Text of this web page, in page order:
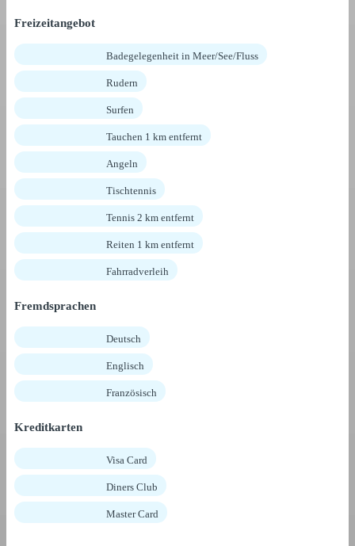
Freizeitangebot
Badegelegenheit in Meer/See/Fluss
Rudern
Surfen
Tauchen 1 km entfernt
Angeln
Tischtennis
Tennis 2 km entfernt
Reiten 1 km entfernt
Fahrradverleih
Fremdsprachen
Deutsch
Englisch
Französisch
Kreditkarten
Visa Card
Diners Club
Master Card